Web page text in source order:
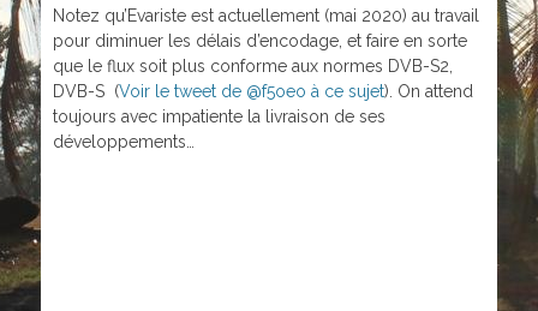
Notez qu’Evariste est actuellement (mai 2020) au travail
pour diminuer les délais d’encodage, et faire en sorte
que le flux soit plus conforme aux normes DVB-S2,
DVB-S (Voir le tweet de @f5oeo à ce sujet). On attend
toujours avec impatiente la livraison de ses
développements…